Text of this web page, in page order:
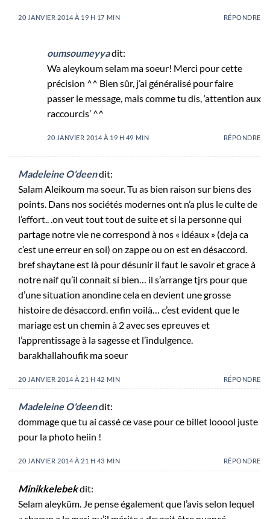
20 JANVIER 2014 À 19 H 17 MIN RÉPONDRE
oumsoumeyyadit:
Wa aleykoum selam ma soeur! Merci pour cette
précision ^^ Bien sûr, j’ai généralisé pour faire
passer le message, mais comme tu dis, ‘attention aux
raccourcis’ ^^
20 JANVIER 2014 À 19 H 49 MIN RÉPONDRE
Madeleine O'deendit:
Salam Aleikoum ma soeur. Tu as bien raison sur biens des
points. Dans nos sociétés modernes ont n’a plus le culte de
l’effort.. .on veut tout tout de suite et si la personne qui
partage notre vie ne correspond à nos « idéaux » (deja ca
c’est une erreur en soi) on zappe ou on est en désaccord.
bref shaytane est là pour désunir il faut le savoir et grace à
notre naif qu’il connait si bien… il s’arrange tjrs pour que
d’une situation anondine cela en devient une grosse
histoire de désaccord. enfin voilà… c’est evident que le
mariage est un chemin à 2 avec ses epreuves et
l’apprentissage à la sagesse et l’indulgence.
barakhallahoufik ma soeur
20 JANVIER 2014 À 21 H 42 MIN RÉPONDRE
Madeleine O'deendit:
dommage que tu ai cassé ce vase pour ce billet looool juste
pour la photo heiin !
20 JANVIER 2014 À 21 H 43 MIN RÉPONDRE
Minikkelebekdit:
Selam aleyküm. Je pense également que l’avis selon lequel